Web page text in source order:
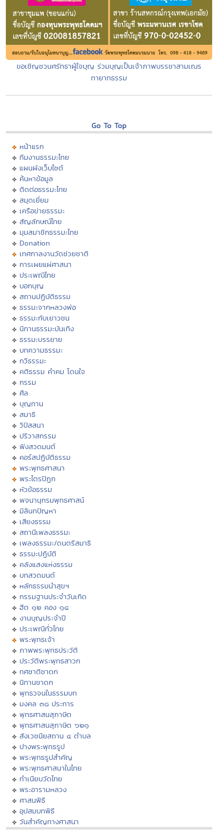
ขอเชิญชวนศรัทธาผู้ใจบุญ ร่วมบุญเป็นเจ้าภาพบรรชาสามเณร
ทายาทธรรม
Go To Top
หน้าแรก
ทีมงานธรรมะไทย
แผนผังเว็บไซต์
ค้นหาข้อมูล
ติดต่อธรรมะไทย
สมุดเยี่ยม
เครือข่ายธรรมะ
สัญลักษณ์ไทย
มุมสมาชิกธรรมะไทย
Donation
เทศกาลงานวัดช่วยชาติ
การเผยแผ่ศาสนา
ประเพณีไทย
บอกบุญ
สถานปฏิบัติธรรม
ธรรมะจากหลวงพ่อ
ธรรมะกับเยาวชน
นิทานธรรมะบันเทิง
ธรรมะบรรยาย
บทความธรรมะ
กวีธรรมะ
คติธรรม คำคม โดนใจ
กรรม
ศีล
บุญทาน
สมาธิ
วิปัสสนา
ปริวาสกรรม
ฟังสวดมนต์
คอร์สปฏิบัติธรรม
พระพุทธศาสนา
พระไตรปิฏก
หัวข้อธรรม
พจนานุกรมพุทธศาสน์
มิลินทปัญหา
เสียงธรรม
สถานีเพลงธรรมะ
เพลงธรรมะ/ดนตรีสมาธิ
ธรรมะปฏิบัติ
คลังแสงแห่งธรรม
บทสวดมนต์
หลักธรรมนำสุขฯ
กรรมฐานประจำวันเกิด
ฮีต ๑๒ คอง ๑๔
งานบุญประจำปี
ประเพณีทั่วไทย
พระพุทธเจ้า
ภาพพระพุทธประวัติ
ประวัติพระพุทธสาวก
ทศชาติชาดก
นิทานชาดก
พุทธวจนในธรรมบท
มงคล ๓๘ ประการ
พุทธศาสนสุภาษิต
พุทธศาสนสุภาษิต ๖๒๑
สังเวชนียสถาน ๔ ตำบล
ปางพระพุทธรูป
พระพุทธรูปสำคัญ
พระพุทธศาสนาในไทย
ทำเนียบวัดไทย
พระอารามหลวง
ศาสนพิธี
อุปสมบทพิธี
วันสำคัญทางศาสนา